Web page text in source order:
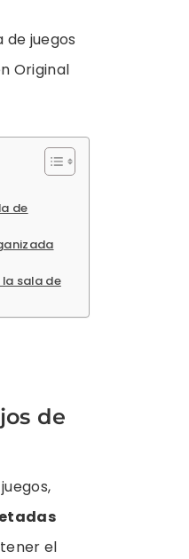
de juegos
Original
de
sala de
de
el